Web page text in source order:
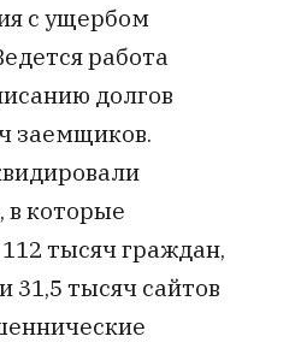
с ущербом
работа
долгов
заемщиков.
которые
тысяч граждан,
31,5 тысяч сайтов